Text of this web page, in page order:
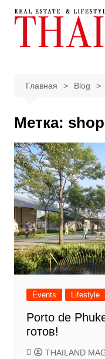
Перейти
Главная Blog
Метка:
Events Lifestyle
Porto de
готов!
THAILAND